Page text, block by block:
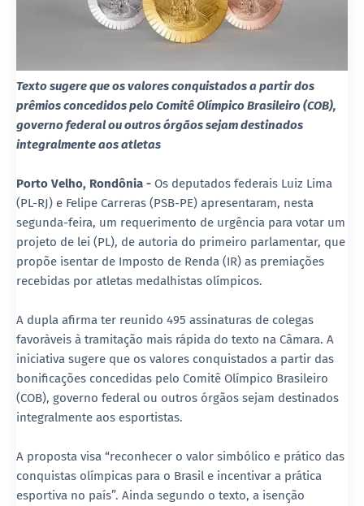
Texto sugere que os valores conquistados a partir dos
prêmios concedidos pelo Comitê Olímpico Brasileiro (COB),
governo federal ou outros órgãos sejam destinados
integralmente aos atletas
Porto Velho, Rondônia - Os deputados federais Luiz Lima
(PL-RJ) e Felipe Carreras (PSB-PE) apresentaram, nesta
segunda-feira, um requerimento de urgência para votar um
projeto de lei (PL), de autoria do primeiro parlamentar, que
propõe isentar de Imposto de Renda (IR) as premiações
recebidas por atletas medalhistas olímpicos.
A dupla afirma ter reunido 495 assinaturas de colegas
favoràveis à tramitação mais rápida do texto na Câmara. A
iniciativa sugere que os valores conquistados a partir das
bonificações concedidas pelo Comitê Olímpico Brasileiro
(COB), governo federal ou outros órgãos sejam destinados
integralmente aos esportistas.
A proposta visa “reconhecer o valor simbólico e prático das
conquistas olímpicas para o Brasil e incentivar a prática
esportiva no país”. Ainda segundo o texto, a isenção